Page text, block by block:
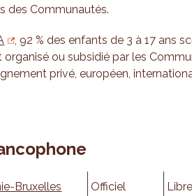
des Communautés.
, 92 % des enfants de 3 à 17 ans
organisé ou subsidié par les
privé, européen,
Bruxelles
Officiel